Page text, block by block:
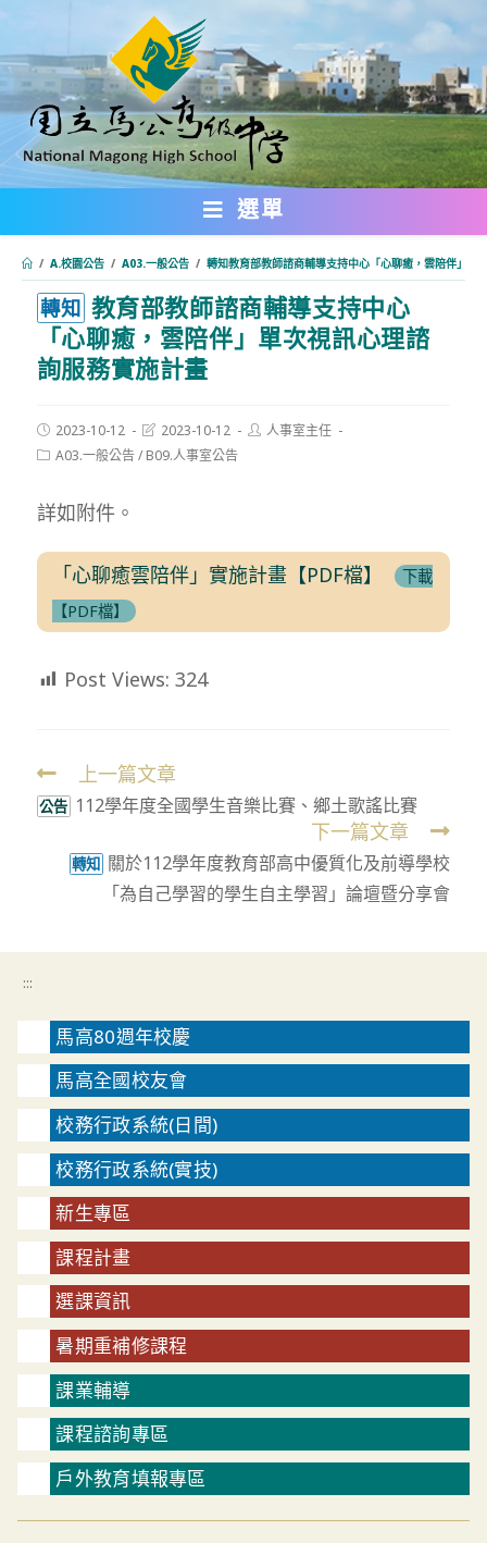
轉
主
要
內
選單
/ A.校園公告 / A03.一般公告 / 轉知教育部教師諮商輔導支持中心「心聊癒，雲陪伴」單
轉知 教育部教師諮商輔導支持中心
「心聊癒，雲陪伴」單次視訊心理諮
詢服務實施計畫
Post
published:
2023-10-12
Post
modified:
2023-10-12
Post人事室主任
PostA03.一般公告/ B09.人事室公告
詳如附件。
「心聊癒雲陪伴」實施計畫【PDF檔】
下載
【PDF檔】
Post Views: 324
Read
more
上一篇文章
公告 112學年度全國學生音樂比賽、鄉土歌謠比賽
下一篇文章
轉知 關於112學年度教育部高中優質化及前導學校
「為自己學習的學生自主學習」論壇暨分享會
:::
馬高80週年校慶
馬高全國校友會
校務行政系統(日間)
校務行政系統(實技)
新生專區
課程計畫
選課資訊
暑期重補修課程
課業輔導
課程諮詢專區
戶外教育填報專區